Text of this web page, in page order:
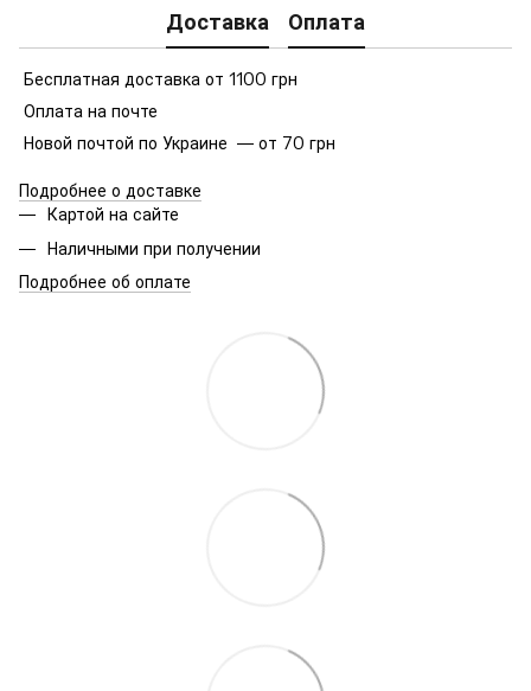
Доставка Оплата
Бесплатная доставка от 1100 грн
Оплата на почте
Новой почтой по Украине — от 70 грн
Подробнее о доставке
Картой на сайте
Наличными при получении
Подробнее об оплате